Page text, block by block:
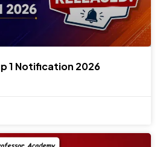
1 Notification 2026